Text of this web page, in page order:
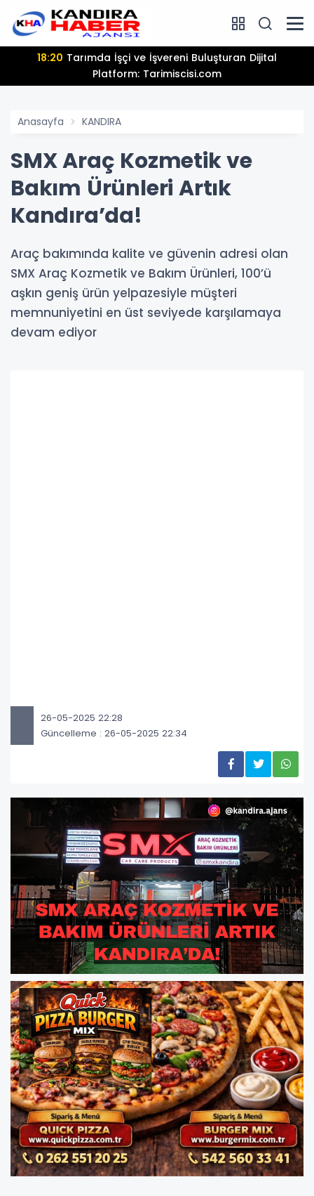
18:20
Platform: Tarimiscisi.com
Anasayfa KANDIRA
SMX Araç Kozmetik ve
Bakım Ürünleri Artık
Kandıra’da!
Araç bakımında kalite ve güvenin adresi olan
SMX Araç Kozmetik ve Bakım Ürünleri, 100’ü
aşkın geniş ürün yelpazesiyle müşteri
memnuniyetini en üst seviyede karşılamaya
devam ediyor
26-05-2025 22:28
Güncelleme : 26-05-2025 22:34